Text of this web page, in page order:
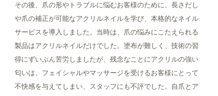
その後、爪の形やトラブルに悩むお客様のために、長さだし
や爪の補正が可能なアクリルネイルを学び、本格的なネイル
サービスを導入しました。当時は、爪の悩みにこたえられる
製品はアクリルネイルだけでした。塗布が難しく、技術の習
得にずいぶん苦労しましたが、残念なことにアクリルの強い
匂いは、フェイシャルやマッサージを受けるお客様にとって
不快感を与えてしまい、スタッフにも不評でした。自爪とア